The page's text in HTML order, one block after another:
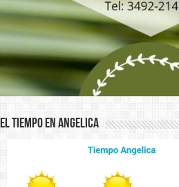
El Tiempo en Angelica